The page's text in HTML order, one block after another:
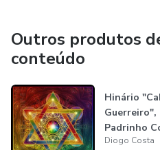
Outros produtos
conteúdo
Hinário
Guerreiro",
Padrinho
com estud...
Diogo Costa